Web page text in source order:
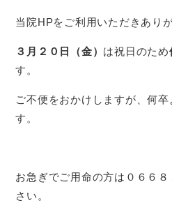
当院HPをご利用いただきあり
３月２０日（金） は祝日のため
す。
ご不便をおかけしますが、何
す。
お急ぎでご用命の方は０６６
さい。